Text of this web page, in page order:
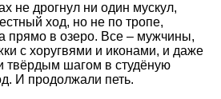
не дрогнул ни один мускул,
ход, но не по тропе,
прямо в озеро. Все – мужчины,
с хоругвями и иконами, и даже
шагом в студёную
И продолжали петь.